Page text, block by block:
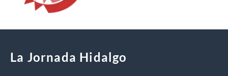
La Jornada Hidalgo